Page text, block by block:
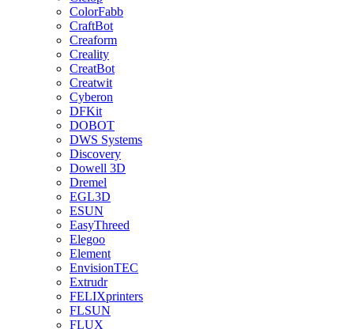
ColorFabb
CraftBot
Creaform
Creality
CreatBot
Creatwit
Cyberon
DFKit
DOBOT
DWS Systems
Discovery
Dowell 3D
Dremel
EGL3D
ESUN
EasyThreed
Elegoo
Element
EnvisionTEC
Extrudr
FELIXprinters
FLSUN
FLUX